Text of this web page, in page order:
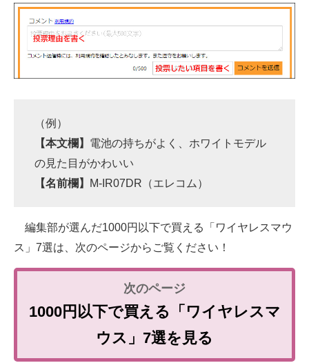
（例）
【本文欄】 電池の持ちがよく、ホワイトモデル
の見た目がかわいい
【名前欄】
M-IR07DR（エレコム）
編集部が選んだ1000円以下で買える「ワイヤレスマウ
ス」7選は、次のページからご覧ください！
1000円以下で買える「ワイヤレスマ
ウス」7選を見る